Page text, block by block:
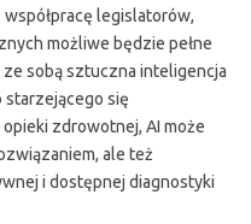
legislatorów,
możliwe będzie pełne
sobą sztuczna inteligencja
starzejącego się
zdrowotnej, AI może
ale też
i dostępnej diagnostyki